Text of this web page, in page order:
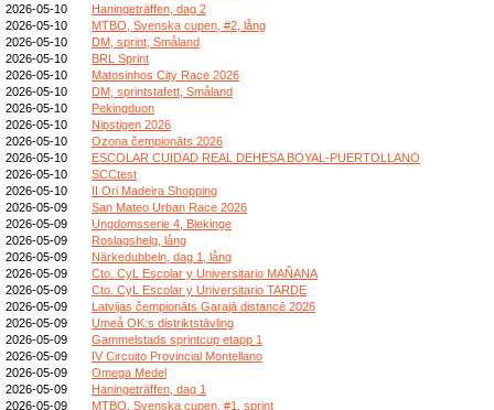
2026-05-10
Haningeträffen, dag 2
2026-05-10
MTBO, Svenska cupen, #2, lång
2026-05-10
DM, sprint, Småland
2026-05-10
BRL Sprint
2026-05-10
Matosinhos City Race 2026
2026-05-10
DM, sprintstafett, Småland
2026-05-10
Pekingduon
2026-05-10
Nipstigen 2026
2026-05-10
Ozona čempionāts 2026
2026-05-10
ESCOLAR CUIDAD REAL DEHESA BOYAL-PUERTOLLANO
2026-05-10
SCCtest
2026-05-10
II Ori Madeira Shopping
2026-05-09
San Mateo Urban Race 2026
2026-05-09
Ungdomsserie 4, Blekinge
2026-05-09
Roslagshelg, lång
2026-05-09
Närkedubbeln, dag 1, lång
2026-05-09
Cto. CyL Escolar y Universitario MAÑANA
2026-05-09
Cto. CyL Escolar y Universitario TARDE
2026-05-09
Latvijas čempionāts Garajā distancē 2026
2026-05-09
Umeå OK:s distriktstävling
2026-05-09
Gammelstads sprintcup etapp 1
2026-05-09
IV Circuito Provincial Montellano
2026-05-09
Omega Medel
2026-05-09
Haningeträffen, dag 1
2026-05-09
MTBO, Svenska cupen, #1, sprint